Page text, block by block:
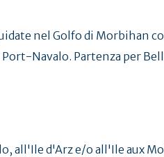
nel Golfo di Morbihan
Navalo. Partenza per
all'Ile d'Arz e/o all'Ile aux